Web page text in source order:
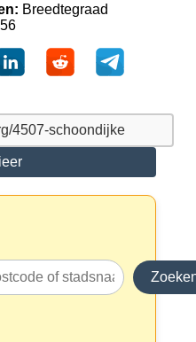
Breedtegraad